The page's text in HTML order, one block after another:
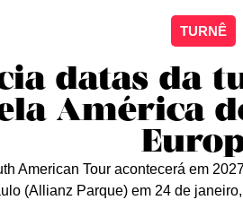
TURNÊ
datas da
América
American Tour acontecerá em
(Allianz Parque) em 24 de